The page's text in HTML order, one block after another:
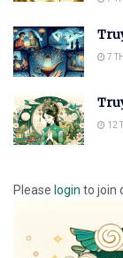
7
12
Please login to join